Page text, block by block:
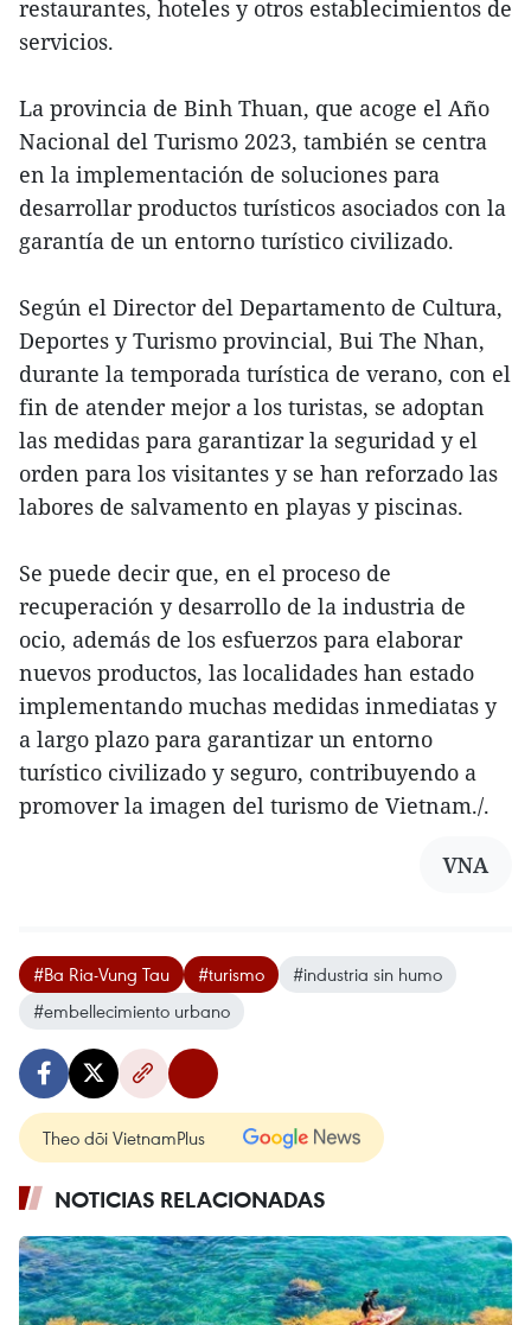
restaurantes, hoteles y otros establecimientos de
servicios.
La provincia de Binh Thuan, que acoge el Año
Nacional del Turismo 2023, también se centra
en la implementación de soluciones para
desarrollar productos turísticos asociados con la
garantía de un entorno turístico civilizado.
Según el Director del Departamento de Cultura,
Deportes y Turismo provincial, Bui The Nhan,
durante la temporada turística de verano, con el
fin de atender mejor a los turistas, se adoptan
las medidas para garantizar la seguridad y el
orden para los visitantes y se han reforzado las
labores de salvamento en playas y piscinas.
Se puede decir que, en el proceso de
recuperación y desarrollo de la industria de
ocio, además de los esfuerzos para elaborar
nuevos productos, las localidades han estado
implementando muchas medidas inmediatas y
a largo plazo para garantizar un entorno
turístico civilizado y seguro, contribuyendo a
promover la imagen del turismo de Vietnam./.
VNA
#Ba Ria-Vung Tau #turismo
#industria sin humo
#embellecimiento urbano
Theo dõi VietnamPlus
NOTICIAS RELACIONADAS